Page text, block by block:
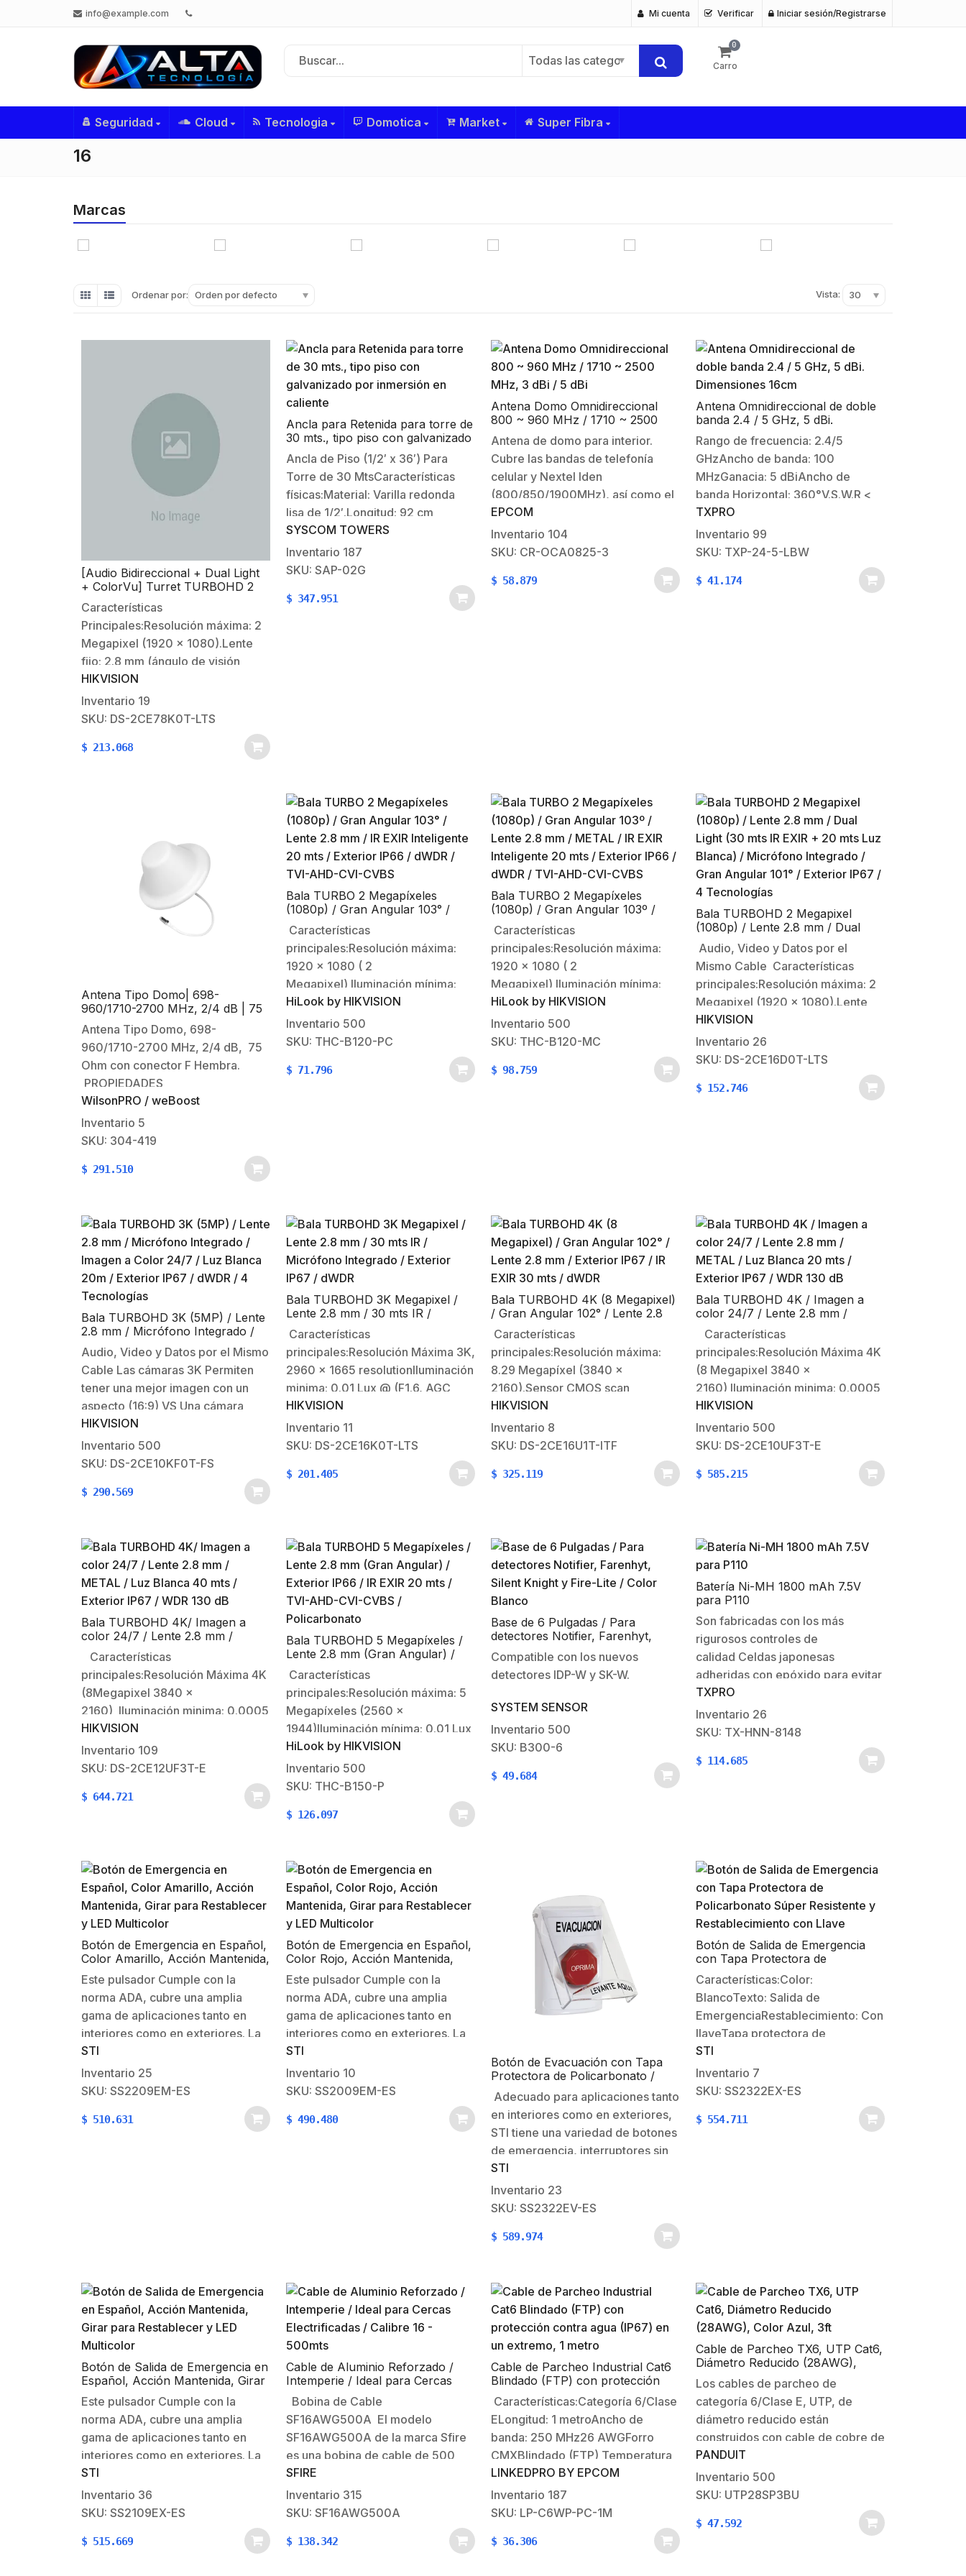
info@example.com Mi cuenta Verificar Iniciar sesión/Registrarse
Todas las categorías
0
Carro
Seguridad Cloud Tecnologia Domotica Market Super Fibra
16
Marcas
Ordenar por: Orden por defecto Vista: 30
[Audio Bidireccional + Dual Light
+ ColorVu] Turret TURBOHD 2
Megapixel (1080p) / Lente 2.8 mm
/ 40 mts IR EXIR + 40 mts Luz
Blanca / Micrófono y Bocina
Integrado / Exterior IP67 / dWDR
Características
Principales:Resolución máxima: 2
Megapixel (1920 x 1080).Lente
fijo: 2.8 mm (ángulo de visión
105°).Dual light (40 mts smart IR +
40 mts luz blanca).Soporta las 4
tecnologías del mercado (TVI /
AHD / CVI / CVBS).dWDR / BLC /
HLC.Audio de dos vías
HIKVISION
Inventario 19
SKU: DS-2CE78K0T-LTS
$ 213.068
Ancla para Retenida para torre de
30 mts., tipo piso con galvanizado
por inmersión en caliente
Ancla de Piso (1/2′ x 36′) Para
Torre de 30 MtsCaracterísticas
físicas:Material: Varilla redonda
lisa de 1/2′.Longitud: 92 cm
(36′)Galvanizado: Inmersión en
caliente.Diametro de argolla: 13.6
cm (5.3′)Peso:1.55 kgProducto
9000Características
SYSCOM TOWERS
Inventario 187
SKU: SAP-02G
$ 347.951
Antena Domo Omnidireccional
800 ~ 960 MHz / 1710 ~ 2500
MHz, 3 dBi / 5 dBi
Antena de domo para interior.
Cubre las bandas de telefonía
celular y Nextel Iden
(800/850/1900MHz), así como el
servicio de 4G y Nextel Evolution
(1710-2155MHz)Tipo: Domo
Omnidireccional.Rango de
frecuencia: 800 – 960 MHz/ 1710 –
2500 MHz.Ganancia: 3 dBi /
EPCOM
Inventario 104
SKU: CR-OCA0825-3
$ 58.879
Antena Omnidireccional de doble
banda 2.4 / 5 GHz, 5 dBi.
Dimensiones 16cm
Rango de frecuencia: 2.4/5
GHzAncho de banda: 100
MHzGanacia: 5 dBiAncho de
banda Horizontal: 360°V.S.W.R <
tipo1.5Impedancia Nominal:
50ΩPolarización VerticalPotencia
Máxima: 100 WConector:
RPSMAMDimensiones 165 * 200
mmPeso: 20 grResistencia la
TXPRO
Inventario 99
SKU: TXP-24-5-LBW
$ 41.174
Antena Tipo Domo| 698-
960/1710-2700 MHz, 2/4 dB | 75
Ohm, con conector F Hembra.
Antena Tipo Domo, 698-
960/1710-2700 MHz, 2/4 dB, 75
Ohm con conector F Hembra.
PROPIEDADES
DESTACADOSInterior, antena 4G /
3G para montaje en
techo.Funciona con amplificadores
75 ohm.Instalaciones fijas.Plano
WilsonPRO / weBoost
Inventario 5
SKU: 304-419
$ 291.510
Bala TURBO 2 Megapíxeles
(1080p) / Gran Angular 103° /
Lente 2.8 mm / IR EXIR Inteligente
20 mts / Exterior IP66 / dWDR /
TVI-AHD-CVI-CVBS
Características
principales:Resolución máxima:
1920 x 1080 ( 2
Megapixel) Iluminación mínima:
0.01 Lux @ (F1.2, AGC ON), 0 Lux
con IR.Lente fijo: 2.8 mm (ángulo
de apertura 103º).20 mts IR EXIR
tecnologías seleccionables (TVI /
HiLook by HIKVISION
Inventario 500
SKU: THC-B120-PC
$ 71.796
Bala TURBO 2 Megapíxeles
(1080p) / Gran Angular 103º /
Lente 2.8 mm / METAL / IR EXIR
Inteligente 20 mts / Exterior IP66 /
dWDR / TVI-AHD-CVI-CVBS
Características
principales:Resolución máxima:
1920 x 1080 ( 2
Megapixel) Iluminación mínima:
0.01 Lux @ (F1.2, AGC ON), 0 Lux
con IR.Lente fijo: 2.8 mm (angulo
de apertura 103º).20 mts IR EXIR
tecnologías seleccionables (TVI /
HiLook by HIKVISION
Inventario 500
SKU: THC-B120-MC
$ 98.759
Bala TURBOHD 2 Megapixel
(1080p) / Lente 2.8 mm / Dual
Light (30 mts IR EXIR + 20 mts
Luz Blanca) / Micrófono
Integrado / Gran Angular 101° /
Exterior IP67 / 4 Tecnologías
Audio, Video y Datos por el
Mismo Cable Características
principales:Resolución máxima: 2
Megapixel (1920 x 1080).Lente
fijo: 2.8 mm (ángulo de visión
101°).30 mts smart IR (visión
nocturna).20 mts Luz
BlancaSoporta las 4 tecnologías
del mercado (TVI / AHD / CVI /
HIKVISION
Inventario 26
SKU: DS-2CE16D0T-LTS
$ 152.746
Bala TURBOHD 3K (5MP) / Lente
2.8 mm / Micrófono Integrado /
Imagen a Color 24/7 / Luz Blanca
20m / Exterior IP67 / dWDR / 4
Tecnologías
Audio, Video y Datos por el Mismo
Cable Las cámaras 3K Permiten
tener una mejor imagen con un
aspecto (16:9) VS Una cámara
tradicional de 5 MP (4:3)Vídeo
Comparación 3K (16:9) VS 5 MP
(4:3) Características
principales:Resolución Máxima: 3K
(5 Megapixel) (2960 x
HIKVISION
Inventario 500
SKU: DS-2CE10KF0T-FS
$ 290.569
Bala TURBOHD 3K Megapixel /
Lente 2.8 mm / 30 mts IR /
Micrófono Integrado / Exterior
IP67 / dWDR
Características
principales:Resolución Máxima 3K,
2960 × 1665 resolutionIluminación
minima: 0.01 Lux @ (F1.6, AGC
ON) Lente fijo: 2.8 mm (FOV
105°)30 Metros de luz blanca
(Ayuda a iluminar el sitio para
color)IR 30 MetrosTVI 3K
HIKVISION
Inventario 11
SKU: DS-2CE16K0T-LTS
$ 201.405
Bala TURBOHD 4K (8 Megapixel)
/ Gran Angular 102° / Lente 2.8
mm / Exterior IP67 / IR EXIR 30
mts / dWDR
Características
principales:Resolución máxima:
8.29 Megapíxel (3840 x
2160).Sensor CMOS scan
progresivo.Lente fijo: 2.8 mm
(ángulo de visión 102.2º).30 mts IR
EXIR.Soporta 4 tecnologías (TVI /
seleccionar la resolución entre 8
HIKVISION
Inventario 8
SKU: DS-2CE16U1T-ITF
$ 325.119
Bala TURBOHD 4K / Imagen a
color 24/7 / Lente 2.8 mm /
METAL / Luz Blanca 20 mts /
Exterior IP67 / WDR 130 dB
Características
principales:Resolución Máxima 4K
(8 Megapixel 3840 x
2160) Iluminación minima: 0.0005
Lux @ (F1.0, AGC ON)Lente fijo:
2.8mm (Angulo de apertura
110°)20 Metros de luz blanca
mantener la imagen siempre a
Operación:…
HIKVISION
Inventario 500
SKU: DS-2CE10UF3T-E
$ 585.215
Bala TURBOHD 4K/ Imagen a
color 24/7 / Lente 2.8 mm /
METAL / Luz Blanca 40 mts /
Exterior IP67 / WDR 130 dB
Características
principales:Resolución Máxima 4K
(8Megapixel 3840 x
2160) Iluminación minima: 0.0005
Lux @ (F1.0, AGC ON)Lente fijo:
2.8 mm (Angulo de apertura
93°)40 Metros de luz blanca
mantener la imagen siempre a
Operación:…
HIKVISION
Inventario 109
SKU: DS-2CE12UF3T-E
$ 644.721
Bala TURBOHD 5 Megapíxeles /
Lente 2.8 mm (Gran Angular) /
Exterior IP66 / IR EXIR 20 mts /
TVI-AHD-CVI-CVBS /
Policarbonato
Características
principales:Resolución máxima: 5
Megapíxeles (2560 x
1944)Iluminación mínima: 0.01 Lux
@ (F1.2, AGC ON), 0 Lux con
IR.Lente fijo: 2.8 mm (ángulo de
apertura 110º).20 mts IR EXIR
tecnologías (TVI / AHD / CVI /
HiLook by HIKVISION
Inventario 500
SKU: THC-B150-P
$ 126.097
Base de 6 Pulgadas / Para
detectores Notifier, Farenhyt,
Silent Knight y Fire-Lite / Color
Blanco
Compatible con los nuevos
detectores IDP-W y SK-W.
SYSTEM SENSOR
Inventario 500
SKU: B300-6
$ 49.684
Batería Ni-MH 1800 mAh 7.5V
para P110
Son fabricadas con los más
rigurosos controles de
calidad Celdas japonesas
adheridas con epóxido para evitar
vibraciones o
movimiento.Carcasas más fuertes
de ABS puro sin reciclaje y
selladas con soldadora sónicaUna
construcción resistente a caídas y
TXPRO
Inventario 26
SKU: TX-HNN-8148
$ 114.685
Botón de Emergencia en Español,
Color Amarillo, Acción Mantenida,
Girar para Restablecer y LED
Multicolor
Este pulsador Cumple con la
norma ADA, cubre una amplia
gama de aplicaciones tanto en
interiores como en exteriores. La
estación está moldeada de
policarbonato muy resistente e
incluye un color en la caja
posterior y una placa posterior de
acero inoxidable. El policarbonato
STI
Inventario 25
SKU: SS2209EM-ES
$ 510.631
Botón de Emergencia en Español,
Color Rojo, Acción Mantenida,
Girar para Restablecer y LED
Multicolor
Este pulsador Cumple con la
norma ADA, cubre una amplia
gama de aplicaciones tanto en
interiores como en exteriores. La
estación está moldeada de
policarbonato muy resistente e
incluye un color en la caja
posterior y una placa posterior de
acero inoxidable. El policarbonato
STI
Inventario 10
SKU: SS2009EM-ES
$ 490.480
Botón de Evacuación con Tapa
Protectora de Policarbonato /
Súper Resistente y
Restablecimiento con Llave /
Doble Salida de Relevador
Adecuado para aplicaciones tanto
en interiores como en exteriores,
STI tiene una variedad de botones
de emergencia, interruptores sin
contacto, botones de alarma
contra incendios, botón pulsador 3
en 1, interruptores de punto de
llamada e interruptores de botón
pulsador multipropósito. Muchos
STI
Inventario 23
SKU: SS2322EV-ES
$ 589.974
Botón de Salida de Emergencia
con Tapa Protectora de
Policarbonato Súper Resistente y
Restablecimiento con Llave
Características:Color:
BlancoTexto: Salida de
EmergenciaRestablecimiento: Con
llaveTapa protectora de
policarbonato que protege contra
la activación accidental y
vandalismoPlaca posterior de
STI
Inventario 7
SKU: SS2322EX-ES
$ 554.711
Botón de Salida de Emergencia en
Español, Acción Mantenida, Girar
para Restablecer y LED Multicolor
Este pulsador Cumple con la
norma ADA, cubre una amplia
gama de aplicaciones tanto en
interiores como en exteriores. La
estación está moldeada de
policarbonato muy resistente e
incluye un color en la caja
posterior y una placa posterior de
acero inoxidable. El policarbonato
STI
Inventario 36
SKU: SS2109EX-ES
$ 515.669
Cable de Aluminio Reforzado /
Intemperie / Ideal para Cercas
Electrificadas / Calibre 16 –
500mts
Bobina de Cable
SF16AWG500A El modelo
SF16AWG500A de la marca Sfire
es una bobina de cable de 500
metros diseñada específicamente
para cercos eléctricos. Este cable,
fabricado en aluminio, es ideal
para uso en exteriores debido a su
resistencia anticorrosiva, lo que
SFIRE
Inventario 315
SKU: SF16AWG500A
$ 138.342
Cable de Parcheo Industrial Cat6
Blindado (FTP) con protección
contra agua (IP67) en un
extremo, 1 metro
Características:Categoría 6/Clase
ELongitud: 1 metroAncho de
banda: 250 MHz26 AWGForro
CMXBlindado (FTP) Temperatura
de Operación: -20°C ~
80°CHumedad: 20% ~ 80%
RHCertificaciones: ANSI/TIA-568-
C.2, RoHSProtección IP67 en un
extremoCiclo de Vida: 750 ciclos
LINKEDPRO BY EPCOM
Inventario 187
SKU: LP-C6WP-PC-1M
$ 36.306
Cable de Parcheo TX6, UTP Cat6,
Diámetro Reducido (28AWG),
Color Azul, 3ft
Los cables de parcheo de
categoría 6/Clase E, UTP, de
diámetro reducido están
construidos con cable de cobre de
par trenzado sin blindar calibre 28
AWG (CM/LSZH de doble
clasificación), con plugs
rendimiento. Los cables de
PANDUIT
Inventario 500
SKU: UTP28SP3BU
$ 47.592